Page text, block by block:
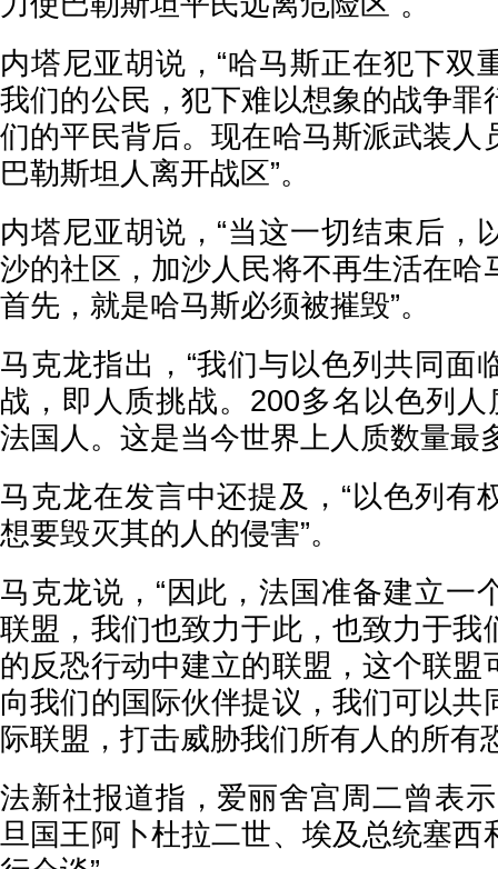
内塔尼亚胡说，“哈马斯正在犯下双
我们的公民，犯下难以想象的战争罪
们的平民背后。现在哈马斯派武装人
巴勒斯坦人离开战区”。
内塔尼亚胡说，“当这一切结束后，
沙的社区，加沙人民将不再生活在哈
首先，就是哈马斯必须被摧毁”。
马克龙指出，“我们与以色列共同面
战，即人质挑战。200多名以色列
法国人。这是当今世界上人质数量最
马克龙在发言中还提及，“以色列有
想要毁灭其的人的侵害”。
马克龙说，“因此，法国准备建立一
联盟，我们也致力于此，也致力于我
的反恐行动中建立的联盟，这个联盟
向我们的国际伙伴提议，我们可以共
际联盟，打击威胁我们所有人的所有
法新社报道指，爱丽舍宫周二曾表
旦国王阿卜杜拉二世、埃及总统塞西